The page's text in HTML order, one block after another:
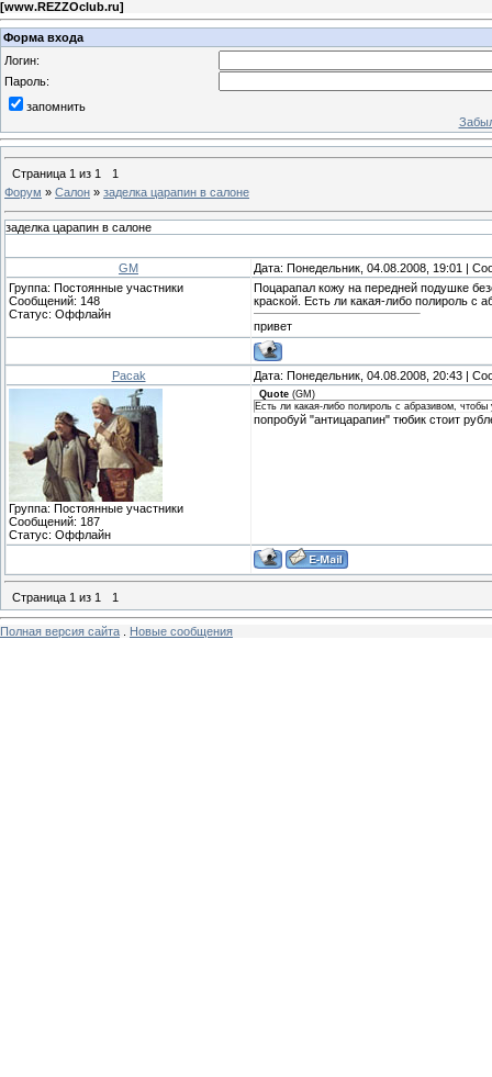
[www.REZZOclub.ru]
Форма входа
Логин:
Пароль:
запомнить
Страница 1 из 1
1
Форум » Салон » заделка царапин в салоне
заделка царапин в салоне
GM
Дата: Понедельник, 04.08.2008, 19:01 |
Группа: Постоянные участники
Сообщений: 148
Статус: Оффлайн
Поцарапал кожу на передней подушке
краской. Есть ли какая-либо полироль с
привет
Pacak Дата: Понедельник, 04.08.2008, 20:43 |
Группа: Постоянные участники
Сообщений: 187
Статус: Оффлайн
Quote (GM )
Есть ли какая-либо полироль с абразивом,
попробуй "антицарапин" тюбик стоит
Страница 1 из 1 1
Полная версия сайта Новые сообщения